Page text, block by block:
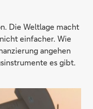
Die Weltlage macht
einfacher. Wie
angehen
es gibt.